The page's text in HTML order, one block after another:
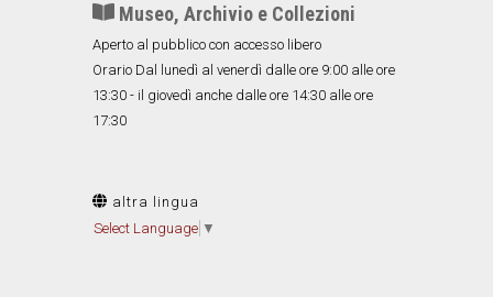
Museo, Archivio e Collezioni
Aperto al pubblico con accesso libero
Orario Dal lunedì al venerdì dalle ore 9:00 alle ore
13:30 - il giovedì anche dalle ore 14:30 alle ore
17:30
altra lingua
Select Language ▼